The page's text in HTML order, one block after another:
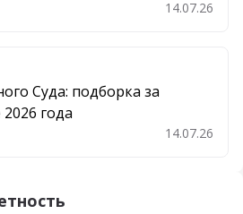
14.07.26
Суда: подборка за
года
14.07.26